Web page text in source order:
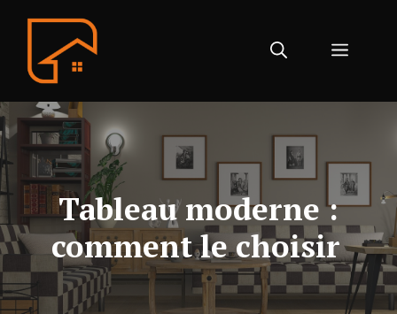
contenu
Menu
Tableau moderne :
comment le choisir